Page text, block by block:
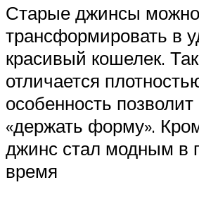
Старые джинсы можно
трансформировать в
красивый кошелек.
отличается
особенность
«держать форму».
джинс стал модным в
время